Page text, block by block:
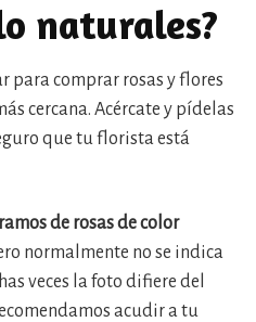
naturales?
para comprar rosas y flores
cercana. Acércate y pídelas
que tu florista está
ramos de rosas de color
normalmente no se indica
veces la foto difiere del
acudir a tu